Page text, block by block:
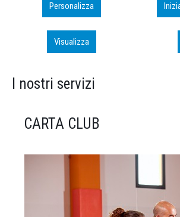
Inizia a Personalizzare
Visualizza
I nostri servizi
CARTA CLUB